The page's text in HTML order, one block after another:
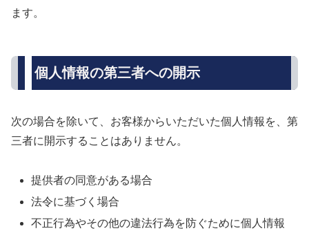
ます。
個人情報の第三者への開示
次の場合を除いて、お客様からいただいた個人情報を、第
三者に開示することはありません。
提供者の同意がある場合
法令に基づく場合
不正行為やその他の違法行為を防ぐために個人情報